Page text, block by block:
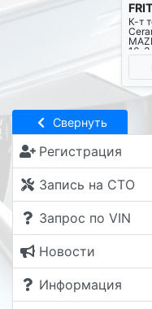
Свернуть
Регистрация
Запись на СТО
Запрос по VIN
Новости
Информация
К-т
16, 3
14-